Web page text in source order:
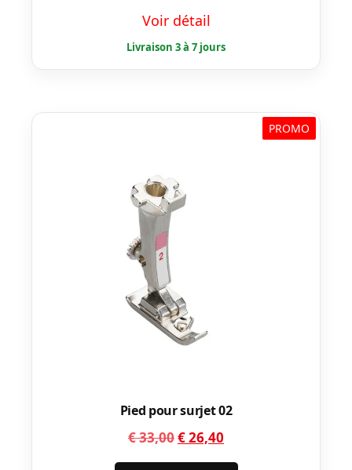
initial
était :
€ 85,00.
est :
€ 78,00.
Voir détail
PROMO
Pied pour surjet 02
€33,00Le
prix
€26,40
prix